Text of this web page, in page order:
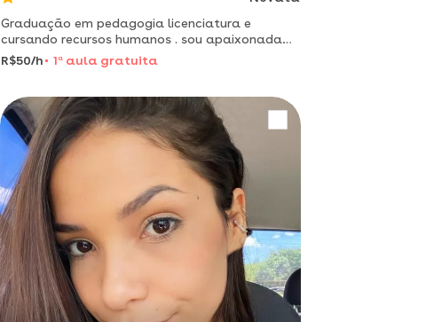
Graduação em pedagogia licenciatura e
cursando recursos humanos . sou apaixonada
pela pedagogia amo ensinar crianças. sou
comunicativa e bem paciente.
R$50/h 1 aaula gratuita